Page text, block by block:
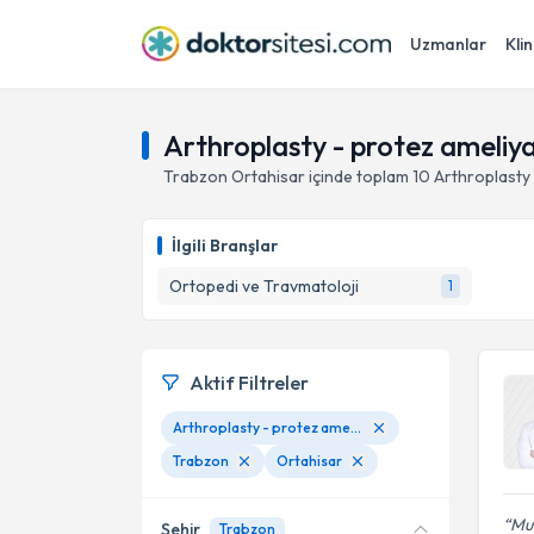
Uzmanlar
Arthroplasty - protez
Trabzon Ortahisariçinde toplam 10 Arthroplasty
İlgili Branşlar
Ortopedi ve Travmatoloji
1
Aktif Filtreler
Arthroplasty - protez ameliyatı
Trabzon
Ortahisar
Şehir Trabzon